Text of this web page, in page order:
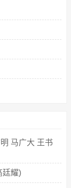
马广大 王书
廷耀)